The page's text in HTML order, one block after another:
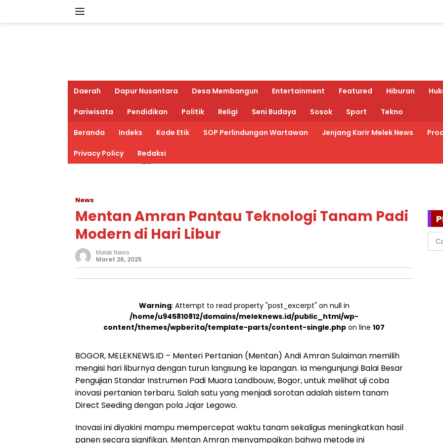
Daerah Dapur Nusantara Desa Membangun Entertainment Featured Hiburan
Pariwisata Pendidikan Politik Religi Seni Budaya Sosok Sport Tekno
Beranda Indeks Kode Etik SOP Perlindungan Wartawan Jenjang Karir Melek News
Privacy Policy Redaksi
News
Mentan Amran Pantau Teknologi Tanam Padi
Modern di Hari Libur
Melek News
Maret 26, 2025
Warning: Attempt to read property "post_excerpt" on null in
/home/u945810812/domains/meleknews.id/public_html/wp-
content/themes/wpberita/template-parts/content-single.php on line107
BOGOR, MELEKNEWS.ID – Menteri Pertanian (Mentan) Andi Amran Sulaiman memilih
mengisi hari liburnya dengan turun langsung ke lapangan. Ia mengunjungi Balai Besar
Pengujian Standar Instrumen Padi Muara Landbouw, Bogor, untuk melihat uji coba
inovasi pertanian terbaru. Salah satu yang menjadi sorotan adalah sistem tanam
Direct Seeding dengan pola Jajar Legowo.
Inovasi ini diyakini mampu mempercepat waktu tanam sekaligus meningkatkan hasil
panen secara signifikan. Mentan Amran menyampaikan bahwa metode ini
Cari